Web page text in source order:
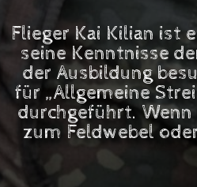
Flieger Kai Kilian ist
seine Kenntnisse
der Ausbildung
für „Allgemeine
durchgeführt.
zum Feldwebel